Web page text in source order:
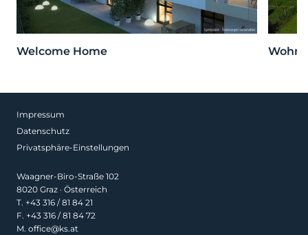
Welcome Home
Impressum
Datenschutz
Privatsphäre-Einstellungen
Waagner-Biro-Straße 102
8020 Graz · Österreich
T. +43 316 / 81 84 21
F. +43 316 / 81 84 72
M. office@ks.at